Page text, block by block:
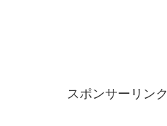
スポンサーリンク